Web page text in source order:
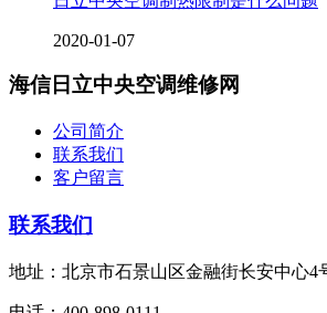
2020-01-07
海信日立中央空调维修网
公司简介
联系我们
客户留言
联系我们
地址：北京市石景山区金融街长安中心4